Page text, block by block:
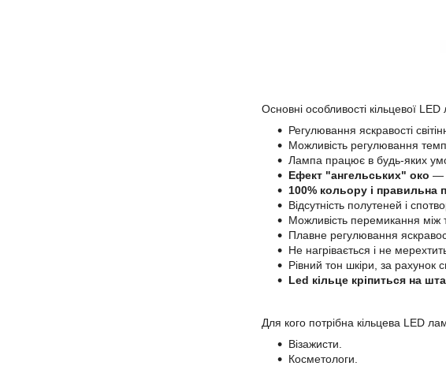
Основні особливості кільцевої
Регулювання яскравості
Можливість регулювання
Лампа працює в будь-яких
Ефект "ангельських" око —
100% кольору і правильна
Відсутність полутеней і
Можливість перемикання між
Плавне регулювання
Не нагрівається і не
Рівний тон шкіри, за рахунок
Led кільце кріпиться на
Для кого потрібна кільцева LED
Візажисти.
Косметологи.